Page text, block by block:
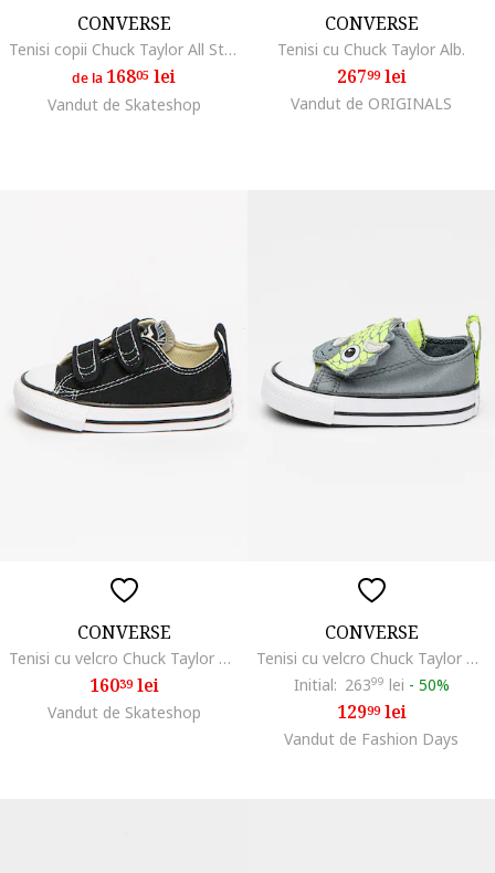
CONVERSE
Tenisi copii Chuck Taylor All Star Hi 3J253C, Alb, Alb
de la 16805 lei
Vandut de Skateshop
CONVERSE
Tenisi cu Chuck Taylor Alb.
26799lei
Vandut de ORIGINALS
CONVERSE
Tenisi cu velcro Chuck Taylor All Star, Negru
16039lei
Vandut de Skateshop
CONVERSE
Tenisi cu velcro Chuck Taylor All Star, Verde neon/Verde sparanghel
Initial: 26399 lei - 50%
12999lei
Vandut de Fashion Days